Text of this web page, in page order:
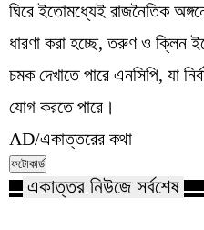
ঘিরে ইতোমধ্যেই রাজনৈতিক
ধারণা করা হচ্ছে, তরুণ ও ক্লিন
চমক দেখাতে পারে এনসিপি, যা
যোগ করতে পারে।
AD/একাত্তরের কথা
ফটোকার্ড
একাত্তর নিউজে সর্বশেষ